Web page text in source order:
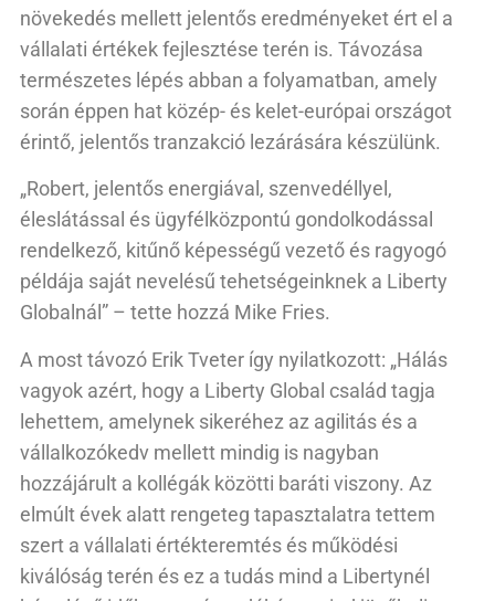
növekedés mellett jelentős eredményeket ért el a
vállalati értékek fejlesztése terén is. Távozása
természetes lépés abban a folyamatban, amely
során éppen hat közép- és kelet-európai országot
érintő, jelentős tranzakció lezárására készülünk.
„Robert, jelentős energiával, szenvedéllyel,
éleslátással és ügyfélközpontú gondolkodással
rendelkező, kitűnő képességű vezető és ragyogó
példája saját nevelésű tehetségeinknek a Liberty
Globalnál” – tette hozzá Mike Fries.
A most távozó Erik Tveter így nyilatkozott: „Hálás
vagyok azért, hogy a Liberty Global család tagja
lehettem, amelynek sikeréhez az agilitás és a
vállalkozókedv mellett mindig is nagyban
hozzájárult a kollégák közötti baráti viszony. Az
elmúlt évek alatt rengeteg tapasztalatra tettem
szert a vállalati értékteremtés és működési
kiválóság terén és ez a tudás mind a Libertynél